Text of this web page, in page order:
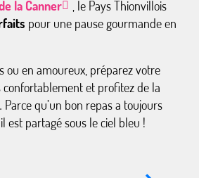
la Canner
, le Pays Thionvillois
pour une pause gourmande en
ou en amoureux, préparez votre
confortablement et profitez de la
qu’un bon repas a toujours
est partagé sous le ciel bleu !